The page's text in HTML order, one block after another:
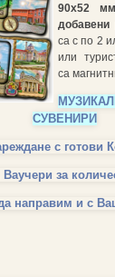
90х52
са с по 2
или
са
СУВЕНИРИ
с готови
за
направим и с